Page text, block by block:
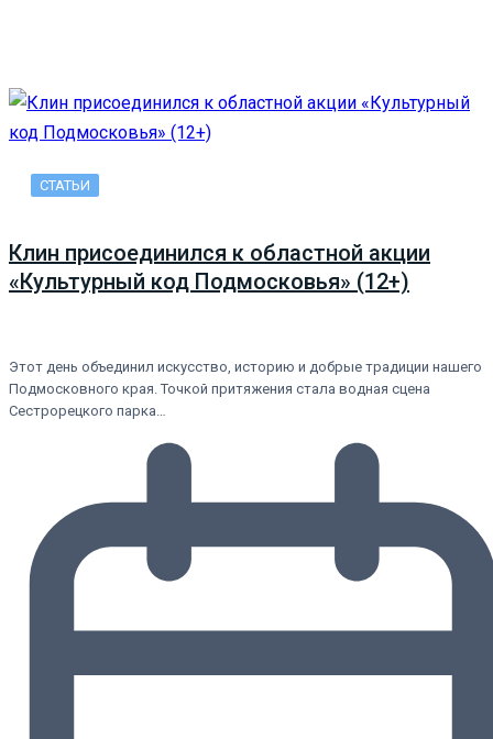
СТАТЬИ
Клин присоединился к областной акции
«Культурный код Подмосковья» (12+)
Этот день объединил искусство, историю и добрые традиции нашего
Подмосковного края. Точкой притяжения стала водная сцена
Сестрорецкого парка…